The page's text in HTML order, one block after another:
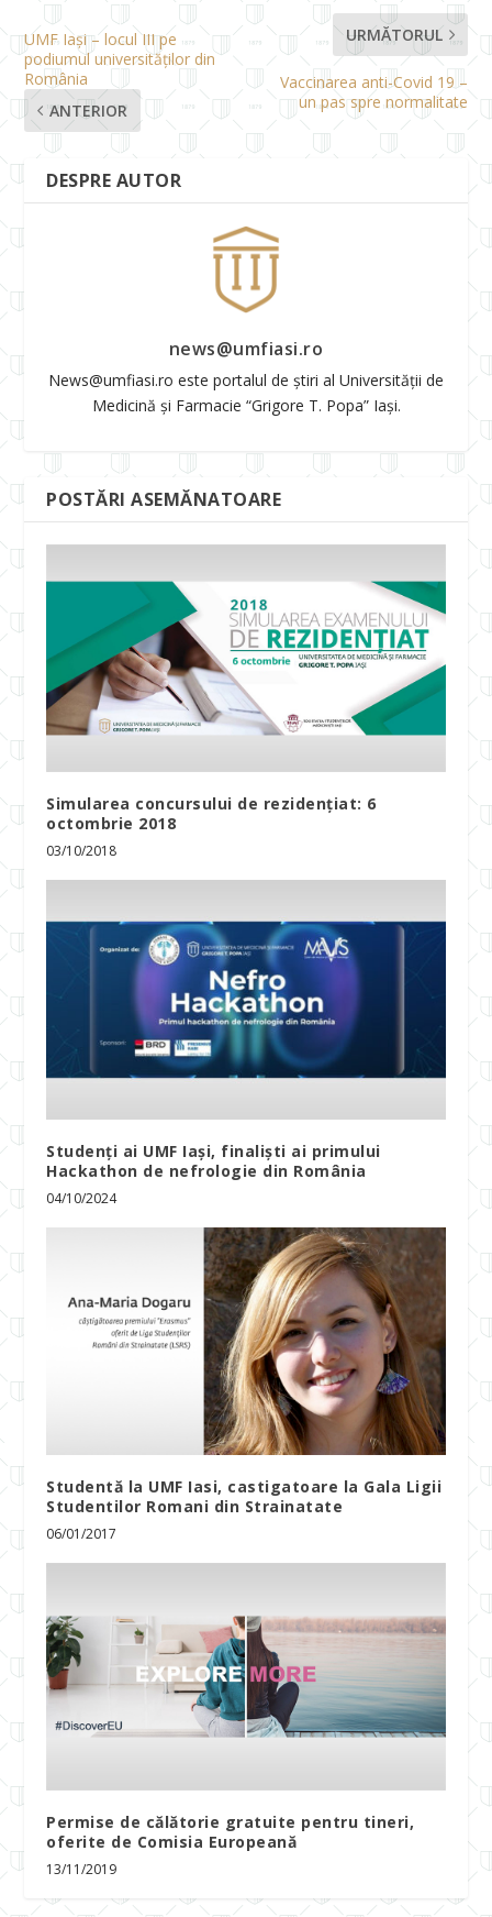
UMF Iași – locul III pe
podiumul universităților din
România
ANTERIOR
URMĂTORUL
Vaccinarea anti-Covid 19 –
un pas spre normalitate
DESPRE AUTOR
news@umfiasi.ro
News@umfiasi.ro este portalul de știri al Universității de
Medicină și Farmacie “Grigore T. Popa” Iași.
POSTĂRI ASEMĂNATOARE
Simularea concursului de rezidențiat: 6
octombrie 2018
03/10/2018
Studenți ai UMF Iași, finaliști ai primului
Hackathon de nefrologie din România
04/10/2024
Studentă la UMF Iasi, castigatoare la Gala Ligii
Studentilor Romani din Strainatate
06/01/2017
Permise de călătorie gratuite pentru tineri,
oferite de Comisia Europeană
13/11/2019